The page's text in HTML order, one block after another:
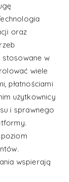
oraz
stosowane w
wiele
płatnościami
użytkownicy
i sprawnego
wspierają